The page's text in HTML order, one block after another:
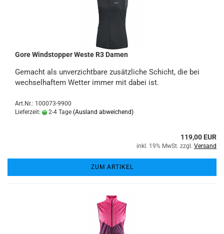
Gore Windstopper Weste R3 Damen
Gemacht als unverzichtbare zusätzliche Schicht, die bei
wechselhaftem Wetter immer mit dabei ist.
Art.Nr.: 100073-9900
Lieferzeit:
2-4 Tage (Ausland abweichend)
119,00 EUR
inkl. 19% MwSt. zzgl. Versand
ZUM ARTIKEL